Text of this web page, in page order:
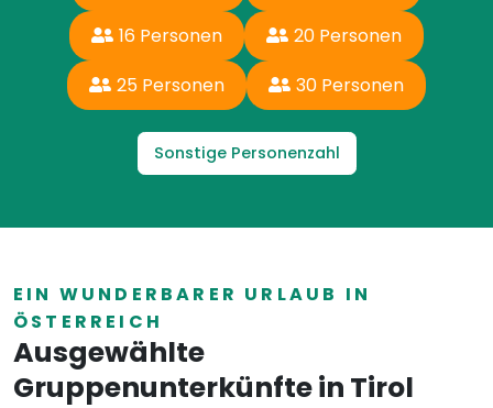
16 Personen
20 Personen
25 Personen
30 Personen
Sonstige Personenzahl
EIN WUNDERBARER URLAUB IN
ÖSTERREICH
Ausgewählte
Gruppenunterkünfte in Tirol